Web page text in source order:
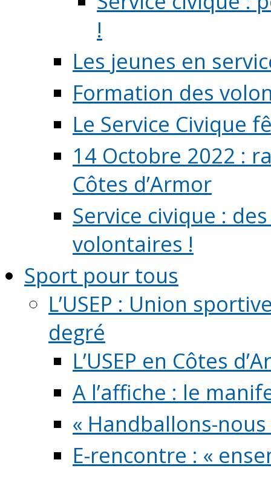
!
Les jeunes en
Formation des
Le Service Civique
14 Octobre 2022 :
Côtes d’Armor
Service civique :
volontaires !
Sport pour tous
L’USEP : Union
degré
L’USEP en Côtes
A l’affiche : le
« Handballons-
E-rencontre : «